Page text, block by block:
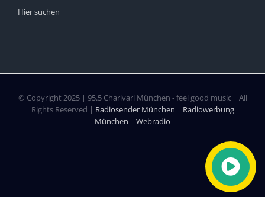
Hier suchen
© Copyright 2025 | 95.5 Charivari München - feel good music | All
Rights Reserved | Radiosender München | Radiowerbung
München | Webradio